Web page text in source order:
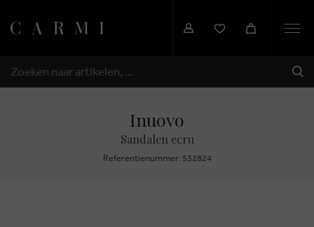
ZOEKEN
Inuovo
Sandalen ecru
Referentienummer: 532824